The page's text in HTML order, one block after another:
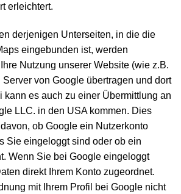
erleichtert.
derjenigen Unterseiten, in die die
eingebunden ist, werden
Nutzung unserer Website (wie z.B.
Server von Google übertragen und dort
kann es auch zu einer Übermittlung an
LLC. in den USA kommen. Dies
ob Google ein Nutzerkonto
Sie eingeloggt sind oder ob ein
Wenn Sie bei Google eingeloggt
direkt Ihrem Konto zugeordnet.
mit Ihrem Profil bei Google nicht